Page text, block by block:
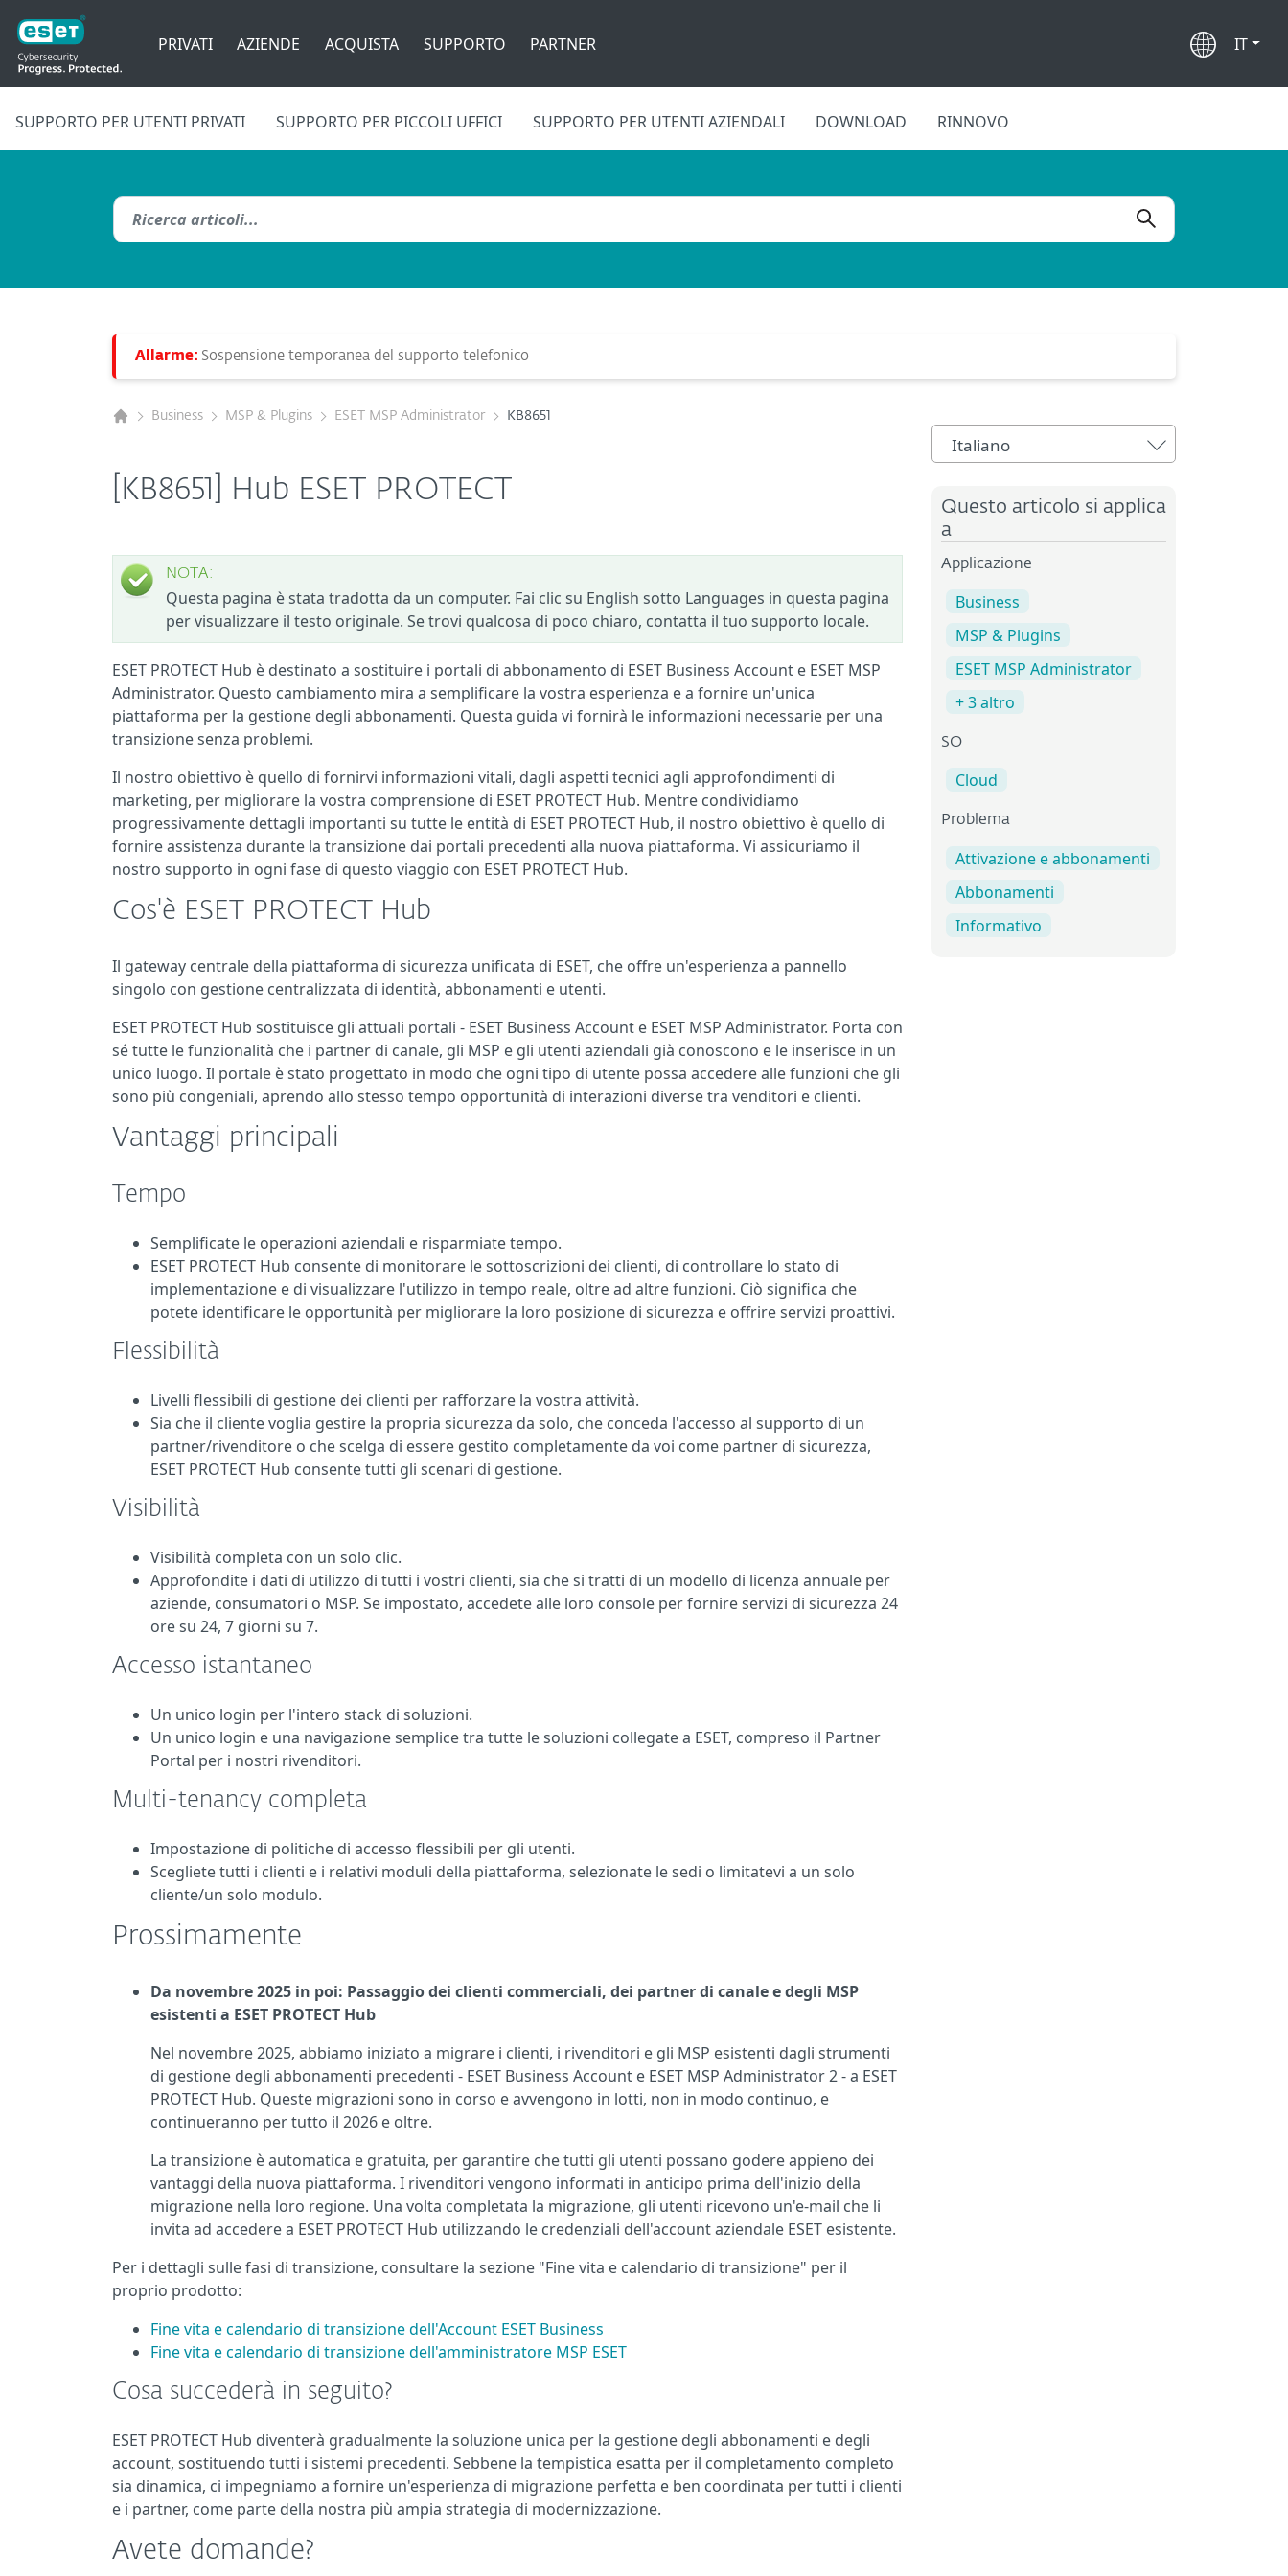
PRIVATI AZIENDE ACQUISTA SUPPORTO PARTNER IT
SUPPORTO PER UTENTI PRIVATI SUPPORTO PER PICCOLI UFFICI SUPPORTO PER UTENTI AZIENDALI DOWNLOAD RINNOVO
Allarme: Sospensione temporanea del supporto telefonico
Business MSP & Plugins ESET MSP Administrator KB8651
[KB8651] Hub ESET PROTECT
NOTA:
Questa pagina è stata tradotta da un computer. Fai clic su English sotto Languages in questa pagina
per visualizzare il testo originale. Se trovi qualcosa di poco chiaro, contatta il tuo supporto locale.
ESET PROTECT Hub è destinato a sostituire i portali di abbonamento di ESET Business Account e ESET MSP
Administrator. Questo cambiamento mira a semplificare la vostra esperienza e a fornire un'unica
piattaforma per la gestione degli abbonamenti. Questa guida vi fornirà le informazioni necessarie per una
transizione senza problemi.
Il nostro obiettivo è quello di fornirvi informazioni vitali, dagli aspetti tecnici agli approfondimenti di
marketing, per migliorare la vostra comprensione di ESET PROTECT Hub. Mentre condividiamo
progressivamente dettagli importanti su tutte le entità di ESET PROTECT Hub, il nostro obiettivo è quello di
fornire assistenza durante la transizione dai portali precedenti alla nuova piattaforma. Vi assicuriamo il
nostro supporto in ogni fase di questo viaggio con ESET PROTECT Hub.
Cos'è ESET PROTECT Hub
Il gateway centrale della piattaforma di sicurezza unificata di ESET, che offre un'esperienza a pannello
singolo con gestione centralizzata di identità, abbonamenti e utenti.
ESET PROTECT Hub sostituisce gli attuali portali - ESET Business Account e ESET MSP Administrator. Porta con
sé tutte le funzionalità che i partner di canale, gli MSP e gli utenti aziendali già conoscono e le inserisce in un
unico luogo. Il portale è stato progettato in modo che ogni tipo di utente possa accedere alle funzioni che gli
sono più congeniali, aprendo allo stesso tempo opportunità di interazioni diverse tra venditori e clienti.
Vantaggi principali
Tempo
Semplificate le operazioni aziendali e risparmiate tempo.
ESET PROTECT Hub consente di monitorare le sottoscrizioni dei clienti, di controllare lo stato di
implementazione e di visualizzare l'utilizzo in tempo reale, oltre ad altre funzioni. Ciò significa che
potete identificare le opportunità per migliorare la loro posizione di sicurezza e offrire servizi proattivi.
Flessibilità
Livelli flessibili di gestione dei clienti per rafforzare la vostra attività.
Sia che il cliente voglia gestire la propria sicurezza da solo, che conceda l'accesso al supporto di un
partner/rivenditore o che scelga di essere gestito completamente da voi come partner di sicurezza,
ESET PROTECT Hub consente tutti gli scenari di gestione.
Visibilità
Visibilità completa con un solo clic.
Approfondite i dati di utilizzo di tutti i vostri clienti, sia che si tratti di un modello di licenza annuale per
aziende, consumatori o MSP. Se impostato, accedete alle loro console per fornire servizi di sicurezza 24
ore su 24, 7 giorni su 7.
Accesso istantaneo
Un unico login per l'intero stack di soluzioni.
Un unico login e una navigazione semplice tra tutte le soluzioni collegate a ESET, compreso il Partner
Portal per i nostri rivenditori.
Multi-tenancy completa
Impostazione di politiche di accesso flessibili per gli utenti.
Scegliete tutti i clienti e i relativi moduli della piattaforma, selezionate le sedi o limitatevi a un solo
cliente/un solo modulo.
Prossimamente
Da novembre 2025 in poi: Passaggio dei clienti commerciali, dei partner di canale e degli MSP
esistenti a ESET PROTECT Hub
Nel novembre 2025, abbiamo iniziato a migrare i clienti, i rivenditori e gli MSP esistenti dagli strumenti
di gestione degli abbonamenti precedenti - ESET Business Account e ESET MSP Administrator 2 - a ESET
PROTECT Hub. Queste migrazioni sono in corso e avvengono in lotti, non in modo continuo, e
continueranno per tutto il 2026 e oltre.
La transizione è automatica e gratuita, per garantire che tutti gli utenti possano godere appieno dei
vantaggi della nuova piattaforma. I rivenditori vengono informati in anticipo prima dell'inizio della
migrazione nella loro regione. Una volta completata la migrazione, gli utenti ricevono un'e-mail che li
invita ad accedere a ESET PROTECT Hub utilizzando le credenziali dell'account aziendale ESET esistente.
Per i dettagli sulle fasi di transizione, consultare la sezione "Fine vita e calendario di transizione" per il
proprio prodotto:
Fine vita e calendario di transizione dell'Account ESET Business
Fine vita e calendario di transizione dell'amministratore MSP ESET
Cosa succederà in seguito?
ESET PROTECT Hub diventerà gradualmente la soluzione unica per la gestione degli abbonamenti e degli
account, sostituendo tutti i sistemi precedenti. Sebbene la tempistica esatta per il completamento completo
sia dinamica, ci impegniamo a fornire un'esperienza di migrazione perfetta e ben coordinata per tutti i clienti
e i partner, come parte della nostra più ampia strategia di modernizzazione.
Avete domande?
Italiano
Questo articolo si applica
a
Applicazione
Business
MSP & Plugins
ESET MSP Administrator
+ 3 altro
SO
Cloud
Problema
Attivazione e abbonamenti
Abbonamenti
Informativo